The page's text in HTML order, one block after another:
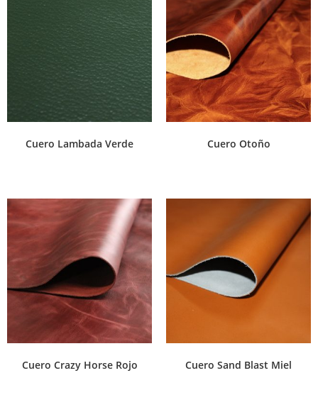
Cuero Lambada Verde Cuero Otoño
Cuero Crazy Horse Rojo Cuero Sand Blast Miel